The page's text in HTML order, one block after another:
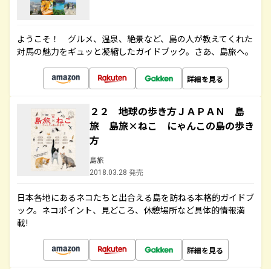
ようこそ！ グルメ、温泉、絶景など、島の人が教えてくれた
対馬の魅力をギュッと凝縮したガイドブック。さあ、島旅へ。
詳細を見る
２２ 地球の歩き方ＪＡＰＡＮ 島
旅 島旅×ねこ にゃんこの島の歩き
方
島旅
2018.03.28 発売
日本各地にあるネコたちと出合える島を訪ねる本格的ガイドブ
ック。ネコポイント、見どころ、休憩場所など具体的情報満
載!
詳細を見る